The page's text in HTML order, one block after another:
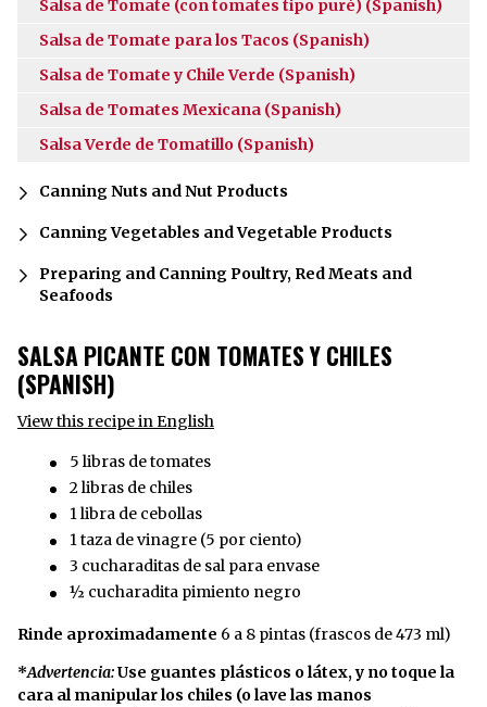
Salsa de Tomate (con tomates tipo puré) (Spanish)
Salsa de Tomate para los Tacos (Spanish)
Salsa de Tomate y Chile Verde (Spanish)
Salsa de Tomates Mexicana (Spanish)
Salsa Verde de Tomatillo (Spanish)
Canning Nuts and Nut Products
Canning Vegetables and Vegetable Products
Preparing and Canning Poultry, Red Meats and
Seafoods
SALSA PICANTE CON TOMATES Y CHILES
(SPANISH)
View this recipe in English
5 libras de tomates
2 libras de chiles
1 libra de cebollas
1 taza de vinagre (5 por ciento)
3 cucharaditas de sal para envase
½ cucharadita pimiento negro
Rinde aproximadamente 6 a 8 pintas (frascos de 473 ml)
*Advertencia:Use guantes plásticos o látex, y no toque la
cara al manipular los chiles (o lave las manos